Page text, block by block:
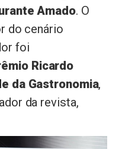
Amado. O
do cenário
foi
Ricardo
da Gastronomia,
da revista,